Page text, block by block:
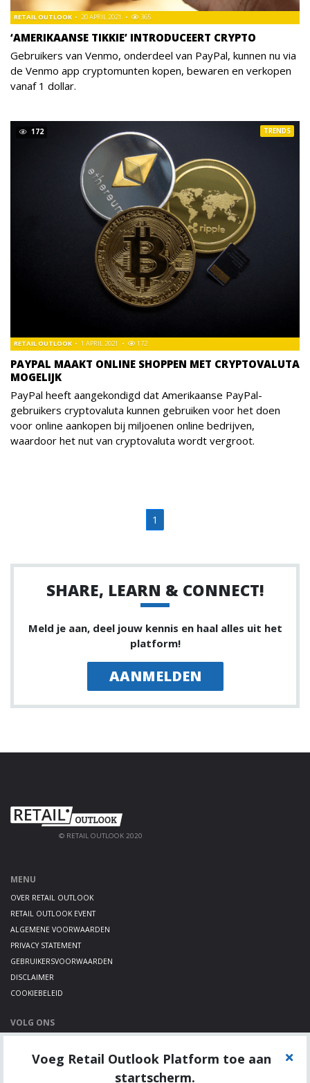
‘AMERIKAANSE TIKKIE’ INTRODUCEERT CRYPTO
RETAIL OUTLOOK 20 APRIL 2021 365
Gebruikers van Venmo, onderdeel van PayPal, kunnen nu via
de Venmo app cryptomunten kopen, bewaren en verkopen
vanaf 1 dollar.
172
PAYPAL MAAKT ONLINE SHOPPEN MET CRYPTOVALUTA
MOGELIJK
RETAIL OUTLOOK 1 APRIL 2021 172
TRENDS
PayPal heeft aangekondigd dat Amerikaanse PayPal-
gebruikers cryptovaluta kunnen gebruiken voor het doen
voor online aankopen bij miljoenen online bedrijven,
waardoor het nut van cryptovaluta wordt vergroot.
1
SHARE, LEARN & CONNECT!
Meld je aan, deel jouw kennis en haal alles uit het
platform!
AANMELDEN
© RETAIL OUTLOOK 2020
MENU
OVER RETAIL OUTLOOK
RETAIL OUTLOOK EVENT
ALGEMENE VOORWAARDEN
PRIVACY STATEMENT
GEBRUIKERSVOORWAARDEN
DISCLAIMER
COOKIEBELEID
VOLG ONS
TWITTER
Voeg Retail Outlook Platform toe aan
startscherm.